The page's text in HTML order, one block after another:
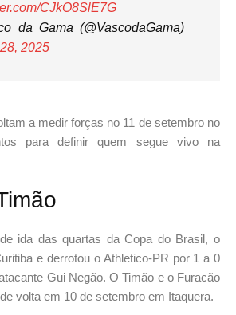
CJkO8SlE7G
da Gama (@VascodaGama)
2025
a medir forças no 11 de setembro no
para definir quem segue vivo na
ida das quartas da Copa do Brasil, o
e derrotou o Athletico-PR por 1 a 0
Gui Negão. O Timão e o Furacão
volta em 10 de setembro em Itaquera.